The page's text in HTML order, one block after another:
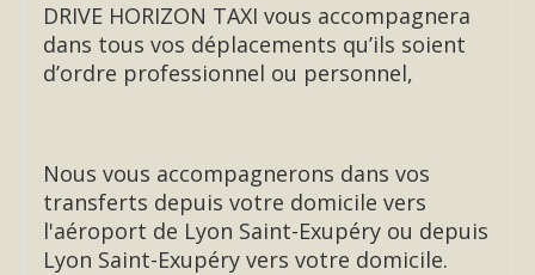
DRIVE HORIZON TAXI vous accompagnera
dans tous vos déplacements qu’ils soient
d’ordre professionnel ou personnel,
Nous vous accompagnerons dans vos
transferts depuis votre domicile vers
l'aéroport de Lyon Saint-Exupéry ou depuis
Lyon Saint-Exupéry vers votre domicile.